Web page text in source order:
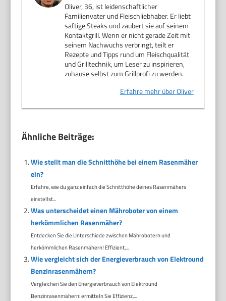
Oliver, 36, ist leidenschaftlicher
Familienvater und Fleischliebhaber. Er liebt
saftige Steaks und zaubert sie auf seinem
Kontaktgrill. Wenn er nicht gerade Zeit mit
seinem Nachwuchs verbringt, teilt er
Rezepte und Tipps rund um Fleischqualität
und Grilltechnik, um Leser zu inspirieren,
zuhause selbst zum Grillprofi zu werden.
Erfahre mehr über Oliver
Ähnliche Beiträge:
Wie stellt man die Schnitthöhe bei einem Rasenmäher
ein?
Erfahre, wie du ganz einfach die Schnitthöhe deines Rasenmähers
einstellst...
Was unterscheidet einen Mähroboter von einem
herkömmlichen Rasenmäher?
Entdecken Sie die Unterschiede zwischen Mährobotern und
herkömmlichen Rasenmähern! Effizient,...
Wie vergleicht sich der Energieverbrauch von Elektround
Benzinrasenmähern?
Vergleichen Sie den Energieverbrauch von Elektround
Benzinrasenmähern: ermitteln Sie Effizienz,...